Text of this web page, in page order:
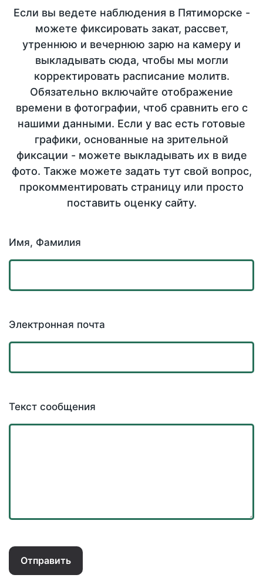
Если вы ведете наблюдения в Пятиморске -
можете фиксировать закат, рассвет,
утреннюю и вечернюю зарю на камеру и
выкладывать сюда, чтобы мы могли
корректировать расписание молитв.
Обязательно включайте отображение
времени в фотографии, чтоб сравнить его с
нашими данными. Если у вас есть готовые
графики, основанные на зрительной
фиксации - можете выкладывать их в виде
фото. Также можете задать тут свой вопрос,
прокомментировать страницу или просто
поставить оценку сайту.
Имя, Фамилия
Электронная почта
Текст сообщения
Отправить